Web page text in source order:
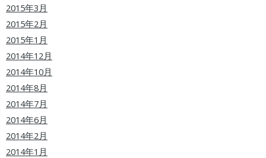
2015年3月
2015年2月
2015年1月
2014年12月
2014年10月
2014年8月
2014年7月
2014年6月
2014年2月
2014年1月